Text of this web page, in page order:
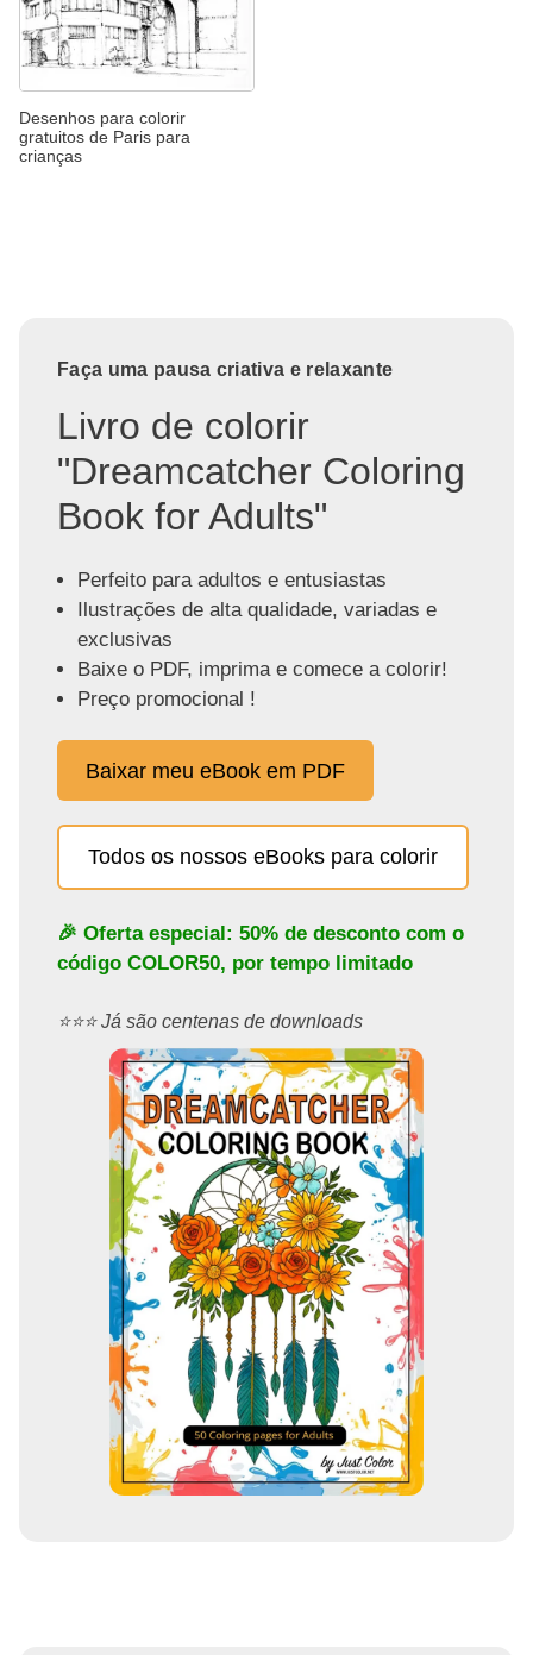
Desenhos para colorir
gratuitos de Paris para
crianças
Faça uma pausa criativa e relaxante
Livro de colorir
"Dreamcatcher Coloring
Book for Adults"
Perfeito para adultos e entusiastas
Ilustrações de alta qualidade, variadas e
exclusivas
Baixe o PDF, imprima e comece a colorir!
Preço promocional !
Baixar meu eBook em PDF
Todos os nossos eBooks para colorir
🎉 Oferta especial: 50% de desconto com o
código COLOR50, por tempo limitado
⭐️⭐️⭐️ Já são centenas de downloads